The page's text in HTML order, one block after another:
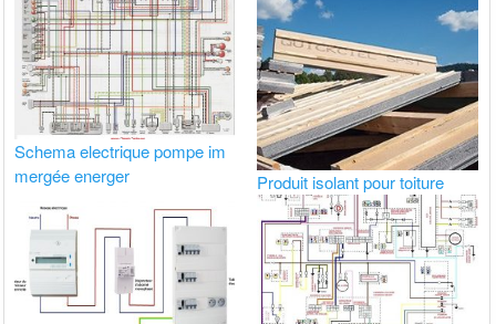
Schema electrique pompe im
mergée energer
Produit isolant pour toiture